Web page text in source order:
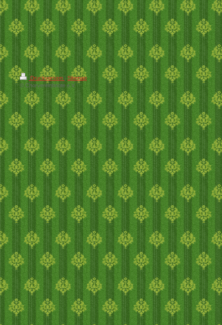
Druckversion | Sitemap
© Chorvereinbnote e.V.